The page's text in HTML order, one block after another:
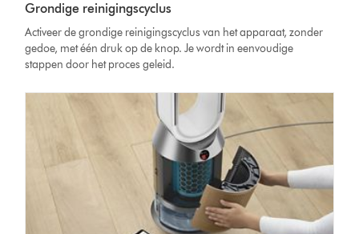
Grondige reinigingscyclus
Activeer de grondige reinigingscyclus van het apparaat, zonder
gedoe, met één druk op de knop. Je wordt in eenvoudige
stappen door het proces geleid.